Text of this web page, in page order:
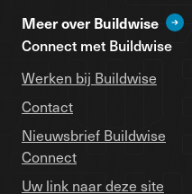
Meer over Buildwise
Connect met Buildwise
Werken bij Buildwise
Contact
Nieuwsbrief Buildwise
Connect
Uw link naar deze site